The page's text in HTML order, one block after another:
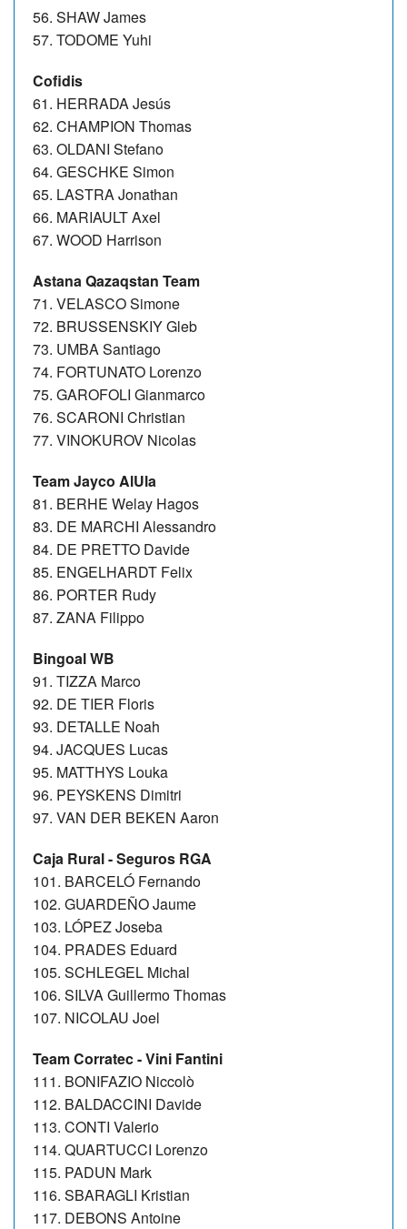
56. SHAW James
57. TODOME Yuhi
Cofidis
61. HERRADA Jesús
62. CHAMPION Thomas
63. OLDANI Stefano
64. GESCHKE Simon
65. LASTRA Jonathan
66. MARIAULT Axel
67. WOOD Harrison
Astana Qazaqstan Team
71. VELASCO Simone
72. BRUSSENSKIY Gleb
73. UMBA Santiago
74. FORTUNATO Lorenzo
75. GAROFOLI Gianmarco
76. SCARONI Christian
77. VINOKUROV Nicolas
Team Jayco AlUla
81. BERHE Welay Hagos
83. DE MARCHI Alessandro
84. DE PRETTO Davide
85. ENGELHARDT Felix
86. PORTER Rudy
87. ZANA Filippo
Bingoal WB
91. TIZZA Marco
92. DE TIER Floris
93. DETALLE Noah
94. JACQUES Lucas
95. MATTHYS Louka
96. PEYSKENS Dimitri
97. VAN DER BEKEN Aaron
Caja Rural - Seguros RGA
101. BARCELÓ Fernando
102. GUARDEÑO Jaume
103. LÓPEZ Joseba
104. PRADES Eduard
105. SCHLEGEL Michal
106. SILVA Guillermo Thomas
107. NICOLAU Joel
Team Corratec - Vini Fantini
111. BONIFAZIO Niccolò
112. BALDACCINI Davide
113. CONTI Valerio
114. QUARTUCCI Lorenzo
115. PADUN Mark
116. SBARAGLI Kristian
117. DEBONS Antoine